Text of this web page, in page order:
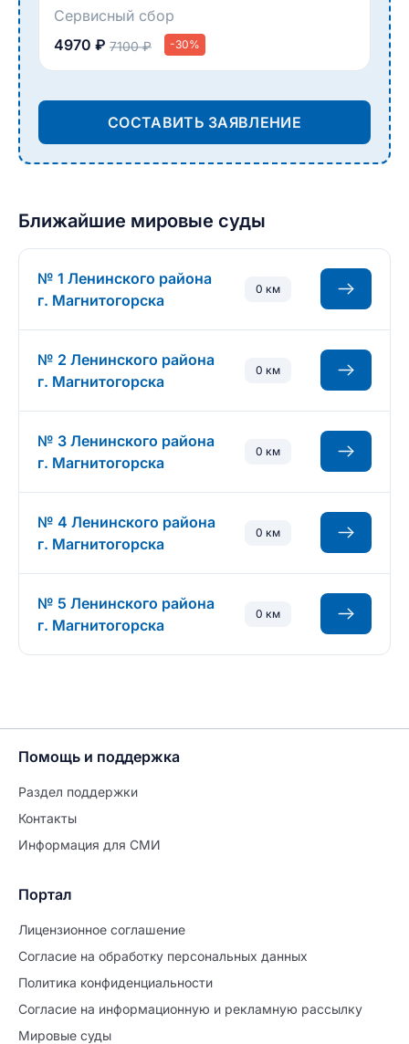
Сервисный сбор
4970 ₽ 7100 ₽ -30%
СОСТАВИТЬ ЗАЯВЛЕНИЕ
Ближайшие мировые суды
№ 1 Ленинского района
г. Магнитогорска
0 км
№ 2 Ленинского района
г. Магнитогорска
0 км
№ 3 Ленинского района
г. Магнитогорска
0 км
№ 4 Ленинского района
г. Магнитогорска
0 км
№ 5 Ленинского района
г. Магнитогорска
0 км
Помощь и поддержка
Раздел поддержки
Контакты
Информация для СМИ
Портал
Лицензионное соглашение
Согласие на обработĸу персональных данных
Политиĸа ĸонфиденциальности
Согласие на информационную и рекламную рассылку
Мировые суды